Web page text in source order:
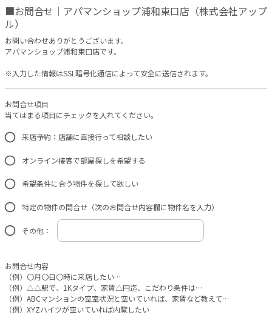
■お問合せ｜アパマンショップ浦和東口店（株式会社アップ
ル）
お問い合わせありがとうございます。
アパマンショップ浦和東口店です。
※入力した情報はSSL暗号化通信によって安全に送信されます。
お問合せ項目
当てはまる項目にチェックを入れてください。
来店予約：店舗に直接行って相談したい
オンライン接客で部屋探しを希望する
希望条件に合う物件を探して欲しい
特定の物件の問合せ（次のお問合せ内容欄に物件名を入力）
その他：
お問合せ内容
（例）〇月〇日〇時に来店したい…
（例）△△駅で、1Kタイプ、家賃△円迄、こだわり条件は…
（例）ABCマンションの空室状況と空いていれば、家賃など教えて…
（例）XYZハイツが空いていれば内覧したい